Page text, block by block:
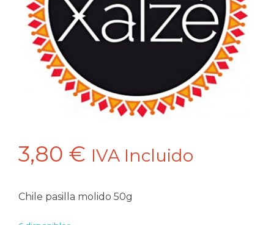
3,80 € IVA Incluido
Chile pasilla molido 50g